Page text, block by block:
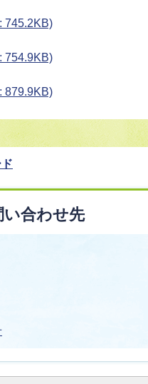
745.2KB)
754.9KB)
879.9KB)
合わせ先